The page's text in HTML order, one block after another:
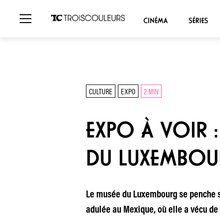
CINÉMA SÉRIES
CULTURE EXPO 2 MIN
EXPO À VOIR
DU
Le musée du Luxembourg se
adulée au Mexique, où elle a vécu